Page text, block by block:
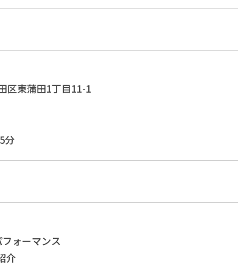
区東蒲田1丁目11-1
分
ォーマンス
介